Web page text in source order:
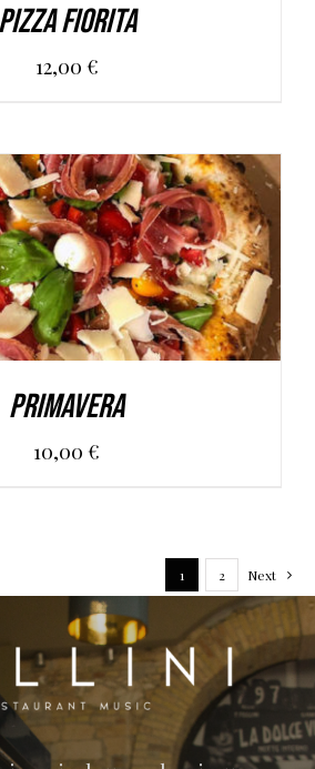
Pizza Fiorita
12,00 €
AL CARRELLO / DETAILS
Primavera
10,00 €
1 2 Next